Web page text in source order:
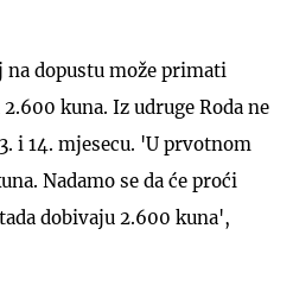
dopustu može primati
kuna. Iz udruge Roda ne
i 14. mjesecu. 'U prvotnom
Nadamo se da će proći
dobivaju 2.600 kuna',